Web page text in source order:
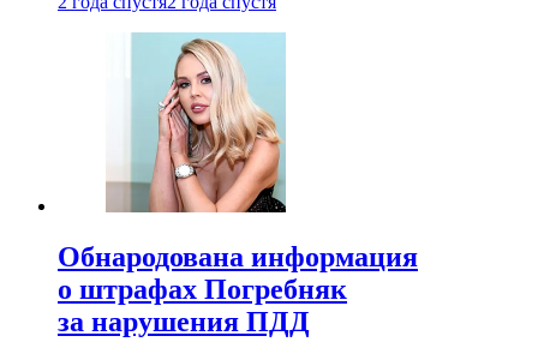
Обнародована информация
о штрафах Погребняк
за нарушения ПДД